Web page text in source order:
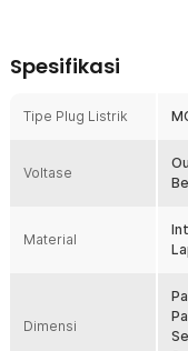
Menggunakan
optimal pada kondisi
terlihat lebih premium
Hadir dengan desain
yang melengkung atau
yang tidak datar.
lebih praktis tanpa
Pembuangan Panas
Bagian belakang panel
dirancang untuk
Spesifikasi
Tipe Plug Listrik
Voltase
Material
Dimensi